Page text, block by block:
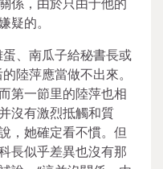
疑的。
、南瓜子給秘書長或
陸萍應當做不出來。
第一節里的陸萍也相
沒有激烈抵觸和質
，她確定看不慣。但
長似乎差異也沒有那